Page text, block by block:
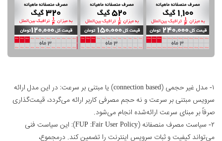
۱- مدل غیر حجمی (connection based) یا مبتنی بر سرعت: در این مدل ارائه
سرویس مبتنی بر سرعت و نه حجم مصرفی کاربر ارائه می‌گردد، قیمت‌گذاری
صرفاً بر مبنای سرعت ارائه‌شده انجام می‌شود.
۲- سیاست مصرف منصفانه (FUP :Fair User Policy): این سیاست فنی
می‌تواند کیفیت و ثبات سرویس اینترنت را تضمین کند. درمجموع،